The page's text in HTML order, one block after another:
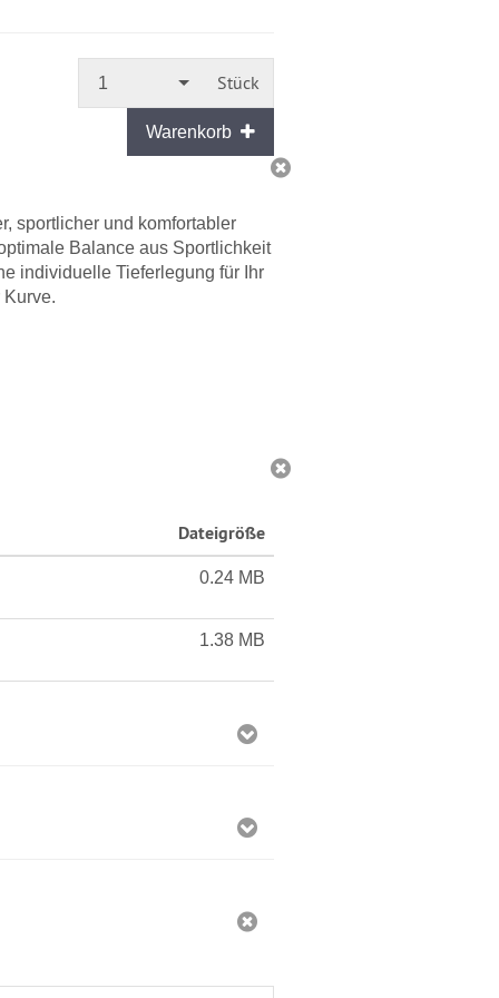
1 Stück
Warenkorb
sportlicher und komfortabler
Balance aus Sportlichkeit
individuelle Tieferlegung für Ihr
Dateigröße
0.24 MB
1.38 MB